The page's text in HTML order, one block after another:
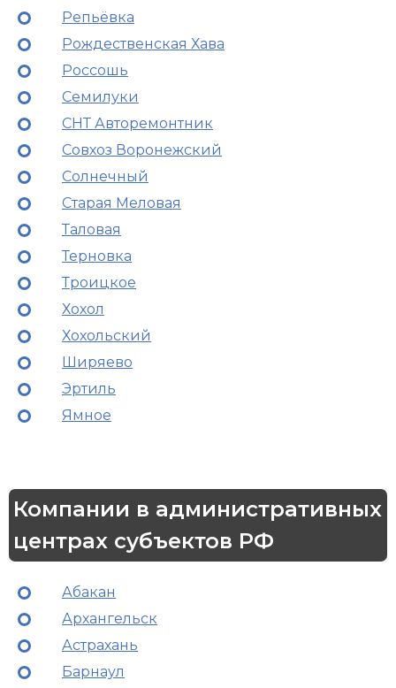
Репьёвка
Рождественская Хава
Россошь
Семилуки
СНТ Авторемонтник
Совхоз Воронежский
Солнечный
Старая Меловая
Таловая
Терновка
Троицкое
Хохол
Хохольский
Ширяево
Эртиль
Ямное
Компании в административных
центрах субъектов РФ
Абакан
Архангельск
Астрахань
Барнаул